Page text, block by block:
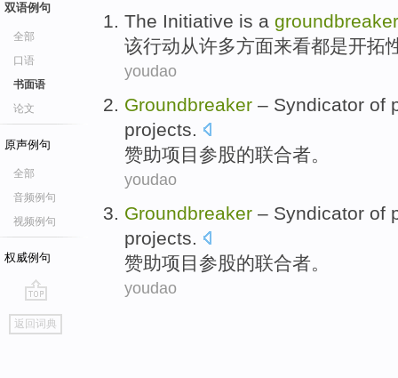
双语例句
全部
口语
书面语
论文
原声例句
全部
音频例句
视频例句
权威例句
go
top
返回词典
The Initiative is a groundbreaker
该行动从许多方面来看都是开拓
youdao
Groundbreaker – Syndicator of
projects.
赞助项目参股的联合者。
youdao
Groundbreaker – Syndicator of
projects
赞助项目参股的联合者。
youdao